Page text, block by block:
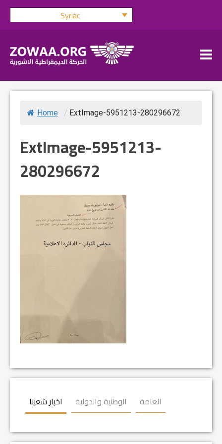
Skip
Syriac
Home / ExtImage-5951213-280296672
ExtImage-5951213-
280296672
اخبار شعبنا الوطنية والدولية العامة